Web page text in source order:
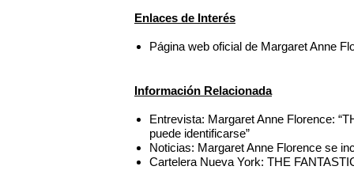
Enlaces de Interés
Página web oficial de Margaret Anne
Información Relacionada
Entrevista: Margaret Anne Florence:
puede identificarse”
Noticias: Margaret Anne Florence se
Cartelera Nueva York: THE